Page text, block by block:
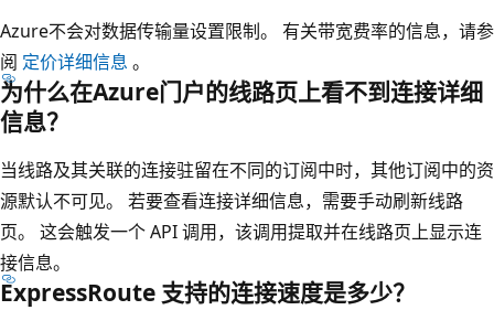
Azure不会对数据传输量设置限制。 有关带宽费率的信息，请参
阅 定价详细信息 。
为什么在Azure门户的线路页上看不到连接详细
信息？
当线路及其关联的连接驻留在不同的订阅中时，其他订阅中的资
源默认不可见。 若要查看连接详细信息，需要手动刷新线路
页。 这会触发一个 API 调用，该调用提取并在线路页上显示连
接信息。
ExpressRoute 支持的连接速度是多少？